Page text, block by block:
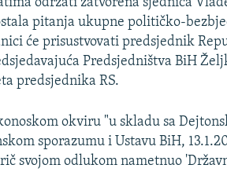
pitanja ukupne političko-
će prisustvovati predsjednik
Predsjedništva BiH
predsjednika RS.
okviru "u skladu sa
sporazumu i Ustavu BiH,
svojom odlukom nametnuo